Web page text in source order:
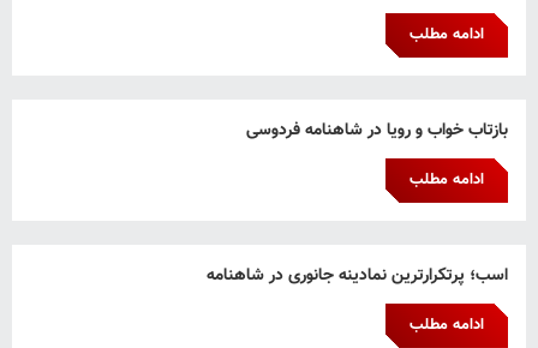
ادامه مطلب
بازتاب خواب و رویا در شاهنامه فردوسی
ادامه مطلب
اسب؛ پرتکرارترین نمادینه جانوری در شاهنامه
ادامه مطلب